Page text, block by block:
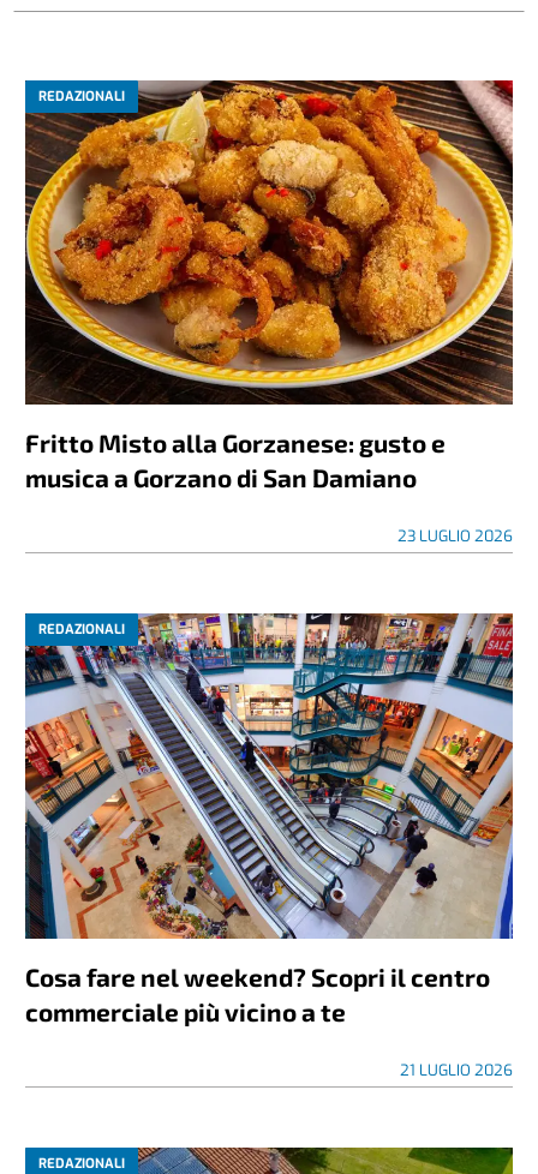
REDAZIONALI
Fritto Misto alla Gorzanese: gusto e
musica a Gorzano di San Damiano
23 LUGLIO 2026
REDAZIONALI
Cosa fare nel weekend? Scopri il centro
commerciale più vicino a te
21 LUGLIO 2026
REDAZIONALI